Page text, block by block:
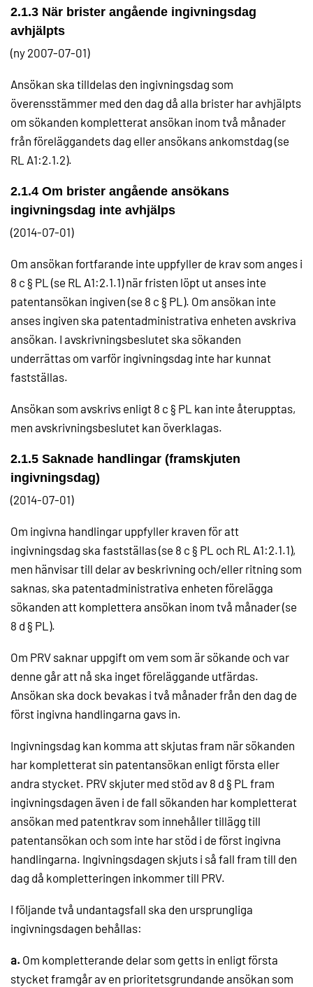
2.1.3 När brister angående ingivningsdag
avhjälpts
(ny 2007-07-01)
Ansökan ska tilldelas den ingivningsdag som
överensstämmer med den dag då alla brister har avhjälpts
om sökanden kompletterat ansökan inom två månader
från föreläggandets dag eller ansökans ankomstdag (se
RL A1:2.1.2).
2.1.4 Om brister angående ansökans
ingivningsdag inte avhjälps
(2014-07-01)
Om ansökan fortfarande inte uppfyller de krav som anges i
8 c § PL (se RL A1:2.1.1) när fristen löpt ut anses inte
patentansökan ingiven (se 8 c § PL). Om ansökan inte
anses ingiven ska patentadministrativa enheten avskriva
ansökan. I avskrivningsbeslutet ska sökanden
underrättas om varför ingivningsdag inte har kunnat
fastställas.
Ansökan som avskrivs enligt 8 c § PL kan inte återupptas,
men avskrivningsbeslutet kan överklagas.
2.1.5 Saknade handlingar (framskjuten
ingivningsdag)
(2014-07-01)
Om ingivna handlingar uppfyller kraven för att
ingivningsdag ska fastställas (se 8 c § PL och RL A1:2.1.1),
men hänvisar till delar av beskrivning och/eller ritning som
saknas, ska patentadministrativa enheten förelägga
sökanden att komplettera ansökan inom två månader (se
8 d § PL).
Om PRV saknar uppgift om vem som är sökande och var
denne går att nå ska inget föreläggande utfärdas.
Ansökan ska dock bevakas i två månader från den dag de
först ingivna handlingarna gavs in.
Ingivningsdag kan komma att skjutas fram när sökanden
har kompletterat sin patentansökan enligt första eller
andra stycket. PRV skjuter med stöd av 8 d § PL fram
ingivningsdagen även i de fall sökanden har kompletterat
ansökan med patentkrav som innehåller tillägg till
patentansökan och som inte har stöd i de först ingivna
handlingarna. Ingivningsdagen skjuts i så fall fram till den
dag då kompletteringen inkommer till PRV.
I följande två undantagsfall ska den ursprungliga
ingivningsdagen behållas:
a. Om kompletterande delar som getts in enligt första
stycket framgår av en prioritetsgrundande ansökan som